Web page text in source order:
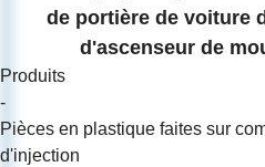
de portière de voiture
d'ascenseur de
commutateur de bouton
Produits
-
Pièces en plastique faites sur
d'injection